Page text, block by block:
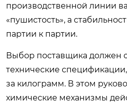
производственной линии
«пушистость», а
партии к партии.
Выбор поставщика должен
технические
за килограмм. В этом
химические механизмы